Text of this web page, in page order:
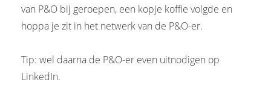
van P&O bij geroepen, een kopje koffie volgde en
hoppa je zit in het netwerk van de P&O-er.
Tip: wel daarna de P&O-er even uitnodigen op
LinkedIn.